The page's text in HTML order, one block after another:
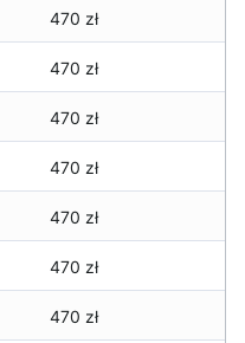
470 zł
470 zł
470 zł
470 zł
470 zł
470 zł
470 zł